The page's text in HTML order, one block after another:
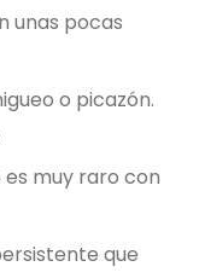
unas pocas
o picazón.
muy raro con
que